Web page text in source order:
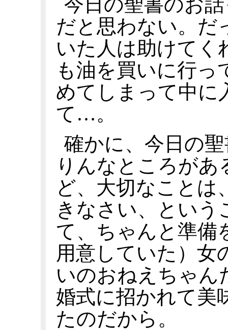
だと思わない。だ
いた人は助けてく
も油を買いに行っ
めてしまって中に
て…。
確かに、今日の
りんなところが
ど、大切なことは
きなさい、という
て、ちゃんと準備
用意していた）女
いのおねえちゃん
婚式に招かれて美
たのだから。